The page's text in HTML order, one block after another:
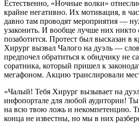
Естественно, «Ночные волки»
крайне негативно. Их мотивация, в
давно там проводят мероприятия —
узаконить. И вообще лучше них никто
позаботится. Протест был высказан в
Хирург вызвал Чалого на дуэль —
предпочел обратиться к обидчику не
соратника, который пришел к
мегафоном. Акцию транслировали
«Чалый! Тебя Хирург вызывает на
инфопортале для любой аудитории!
на всю твою ложь и некомпетенцию.
конца не известны, но мы в них